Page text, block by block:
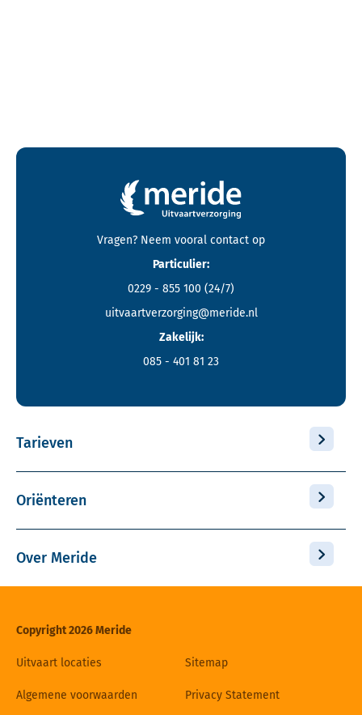
Contactgegevens en footer menu van Meride
Vragen? Neem vooral contact op
Particulier:
0229 - 855 100 (24/7)
uitvaartverzorging@meride.nl
Zakelijk:
085 - 401 81 23
Tarieven
Oriënteren
Over Meride
Copyright 2026 Meride
Uitvaart locaties Sitemap
Algemene voorwaarden Privacy Statement